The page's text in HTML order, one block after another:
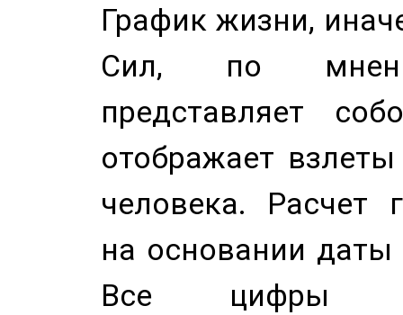
График жизни,
Сил, по
представляет
отображает
человека. Расчет
на основании
Все цифры